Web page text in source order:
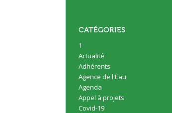
CATÉGORIES
1
Actualité
Adhérents
Agence de l'Eau
Agenda
Appel à projets
Covid-19